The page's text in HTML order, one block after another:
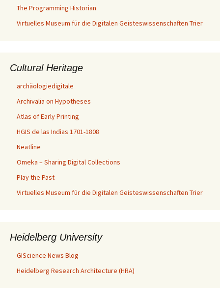
The Programming Historian
Virtuelles Museum für die Digitalen Geisteswissenschaften Trier
Cultural Heritage
archäologiedigitale
Archivalia on Hypotheses
Atlas of Early Printing
HGIS de las Indias 1701-1808
Neatline
Omeka – Sharing Digital Collections
Play the Past
Virtuelles Museum für die Digitalen Geisteswissenschaften Trier
Heidelberg University
GIScience News Blog
Heidelberg Research Architecture (HRA)